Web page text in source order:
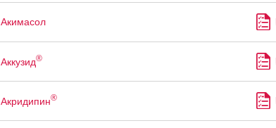
Акимасол
Аккузид®
Акридипин®